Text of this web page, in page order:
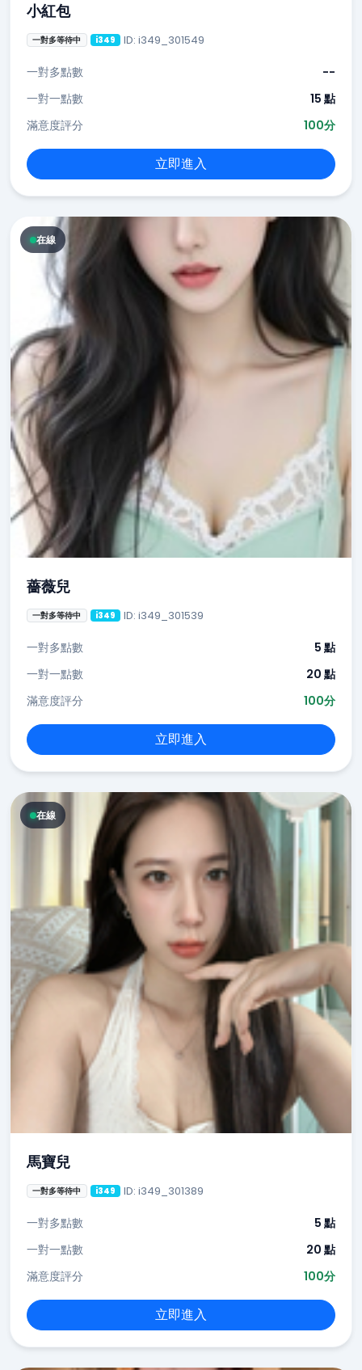
小紅包
一對多等待中 i349 ID: i349_301549
一對多點數
--
一對一點數
15 點
滿意度評分
100分
立即進入
在線
薔薇兒
一對多等待中 i349 ID: i349_301539
一對多點數
5 點
一對一點數
20 點
滿意度評分
100分
立即進入
在線
馬寶兒
一對多等待中 i349 ID: i349_301389
一對多點數
5 點
一對一點數
20 點
滿意度評分
100分
立即進入